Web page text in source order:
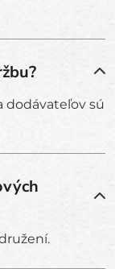
dodávateľov sú